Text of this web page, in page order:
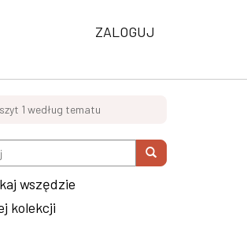
ZALOGUJ
1 według tematu
wszędzie
kolekcji